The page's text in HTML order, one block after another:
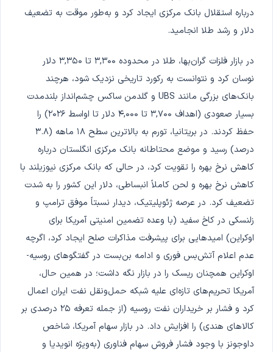
درباره استقلال بانک مرکزی ایجاد کرد و به‌طور موقت به تضعیف
دلار و رشد طلا انجامید.
در بازار فلزات گران‌بها، طلا در محدوده ۳,۳۰۰ تا ۳,۳۵۰ دلار
نوسان کرد و نتوانست به رکورد تاریخی نزدیک شود، هرچند
بانک‌های بزرگی مانند UBS و گلدمن ساکس چشم‌انداز بلندمدت
بسیار صعودی (اهداف ۳,۷۰۰ تا ۴,۰۰۰ دلار تا اواسط ۲۰۲۶) را
حفظ کردند. در بریتانیا، تورم به بالاترین سطح ۱۸ ماهه (۳.۸
درصد) رسید و موضع محتاطانه بانک مرکزی انگلستان درباره
کاهش نرخ بهره را تقویت کرد، در حالی که بانک مرکزی نیوزیلند با
کاهش نرخ بهره و لحن کاملاً انبساطی، دلار این کشور را به شدت
تضعیف کرد. در عرصه ژئوپلیتیک، دیدار نسبتاً موفق ترامپ و
زلنسکی در کاخ سفید (با وعده تضمین امنیتی آمریکا برای
اوکراین) امیدهایی برای پیشرفت مذاکرات صلح ایجاد کرد، اگرچه
عدم اعلام آتش‌بس فوری و ادامه بن‌بست در گفتگوهای روسیه-
اوکراین همچنان ریسک را در بازار نگه داشت؛ در همین حال،
آمریکا تحریم‌های تازه‌ای علیه شبکه حمل‌ونقل نفت ایران اعمال
کرد و فشار بر خریداران نفت روسیه (از جمله تعرفه ۲۵ درصدی بر
کالاهای هندی) را افزایش داد. در بازار سهام آمریکا، شاخص
داوجونز با وجود فشار فروش سهام فناوری (به‌ویژه انویدیا و